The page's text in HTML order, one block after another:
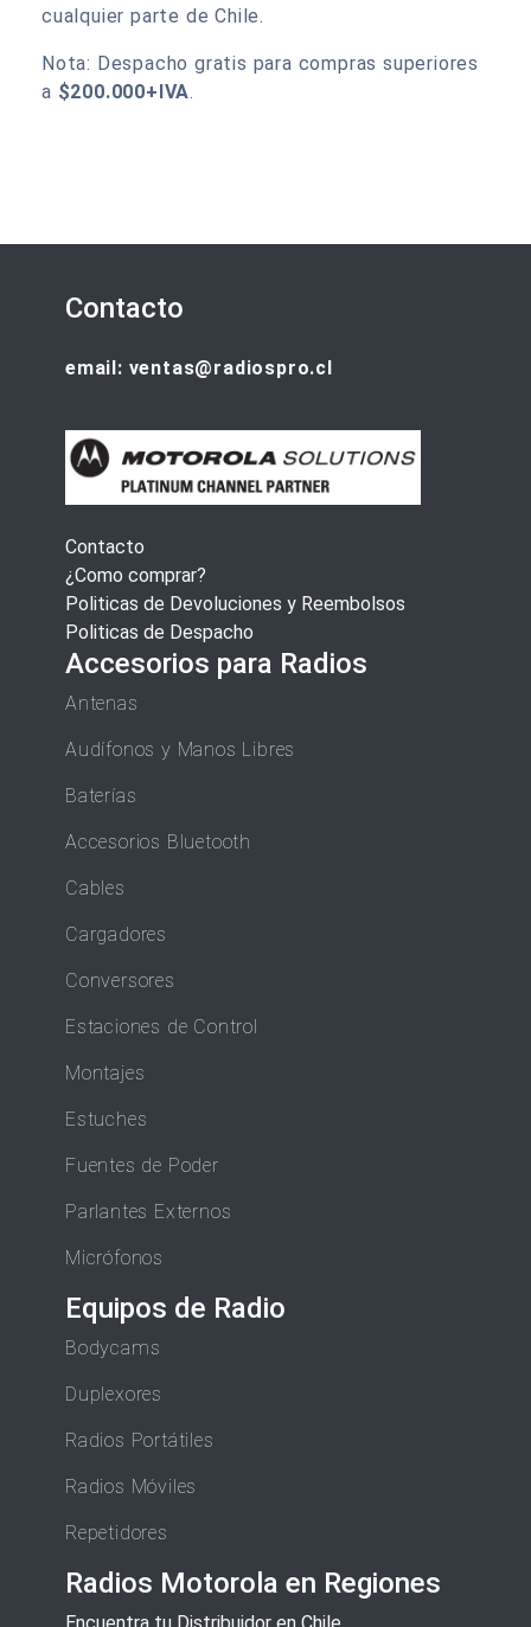
cualquier parte de Chile.
Nota: Despacho gratis para compras superiores
a $200.000+IVA.
Contacto
email: ventas@radiospro.cl
Contacto
¿Como comprar?
Politicas de Devoluciones y Reembolsos
Politicas de Despacho
Accesorios para Radios
Antenas
Audífonos y Manos Libres
Baterías
Accesorios Bluetooth
Cables
Cargadores
Conversores
Estaciones de Control
Montajes
Estuches
Fuentes de Poder
Parlantes Externos
Micrófonos
Equipos de Radio
Bodycams
Duplexores
Radios Portátiles
Radios Móviles
Repetidores
Radios Motorola en Regiones